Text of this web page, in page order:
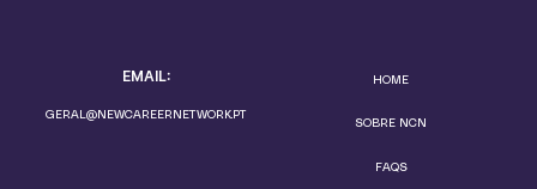
EMAIL:
GERAL@NEWCAREERNETWORK.PT
HOME
SOBRE NCN
FAQS